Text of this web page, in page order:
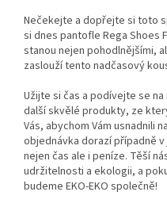
Nečekejte a dopřejte si toto
si dnes pantofle Rega Shoes
stanou nejen pohodlnějšími,
zaslouží tento nadčasový
Užijte si čas a podívejte se
další skvělé produkty, ze
Vás, abychom Vám usnadnili
objednávka dorazí případně
nejen čas ale i peníze. Těší
udržitelnosti a ekologii, a
budeme EKO-EKO společně!